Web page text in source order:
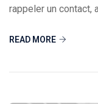
rappeler un contact,
READ MORE